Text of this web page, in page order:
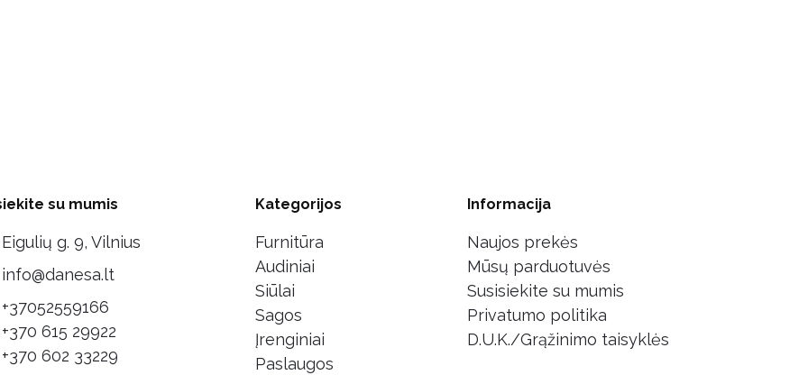
su mumis
Eigulių g. 9, Vilnius
info@danesa.lt
+37052559166
+370 615 29922
+370 602 33229
Kategorijos
Furnitūra
Audiniai
Siūlai
Sagos
Įrenginiai
Paslaugos
Informacija
Naujos prekės
Mūsų parduotuvės
Susisiekite su mumis
Privatumo politika
D.U.K./Grąžinimo taisyklės